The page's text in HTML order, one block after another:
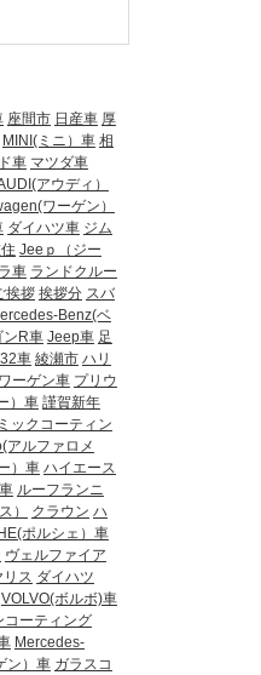
座間市 日産車 厚
MINI(ミニ）車 相
車 マツダ車
アウディ）
ワーゲン）
ダイハツ車 ジム
Jeeｐ（ジー
車 ランドクルー
挨拶 挨拶分 スバ
Benz(ベ
ンR車 Jeep車 足
車 綾瀬市 ハリ
ーゲン車 プリウ
）車 謹賀新年
ックコーティン
アルファロメ
）車 ハイエース
ルーフランニ
） クラウン ハ
ポルシェ）車
ヴェルファイア
リス ダイハツ
VOLVO(ボルボ)車
コーティング
Mercedes-
ン）車 ガラスコ